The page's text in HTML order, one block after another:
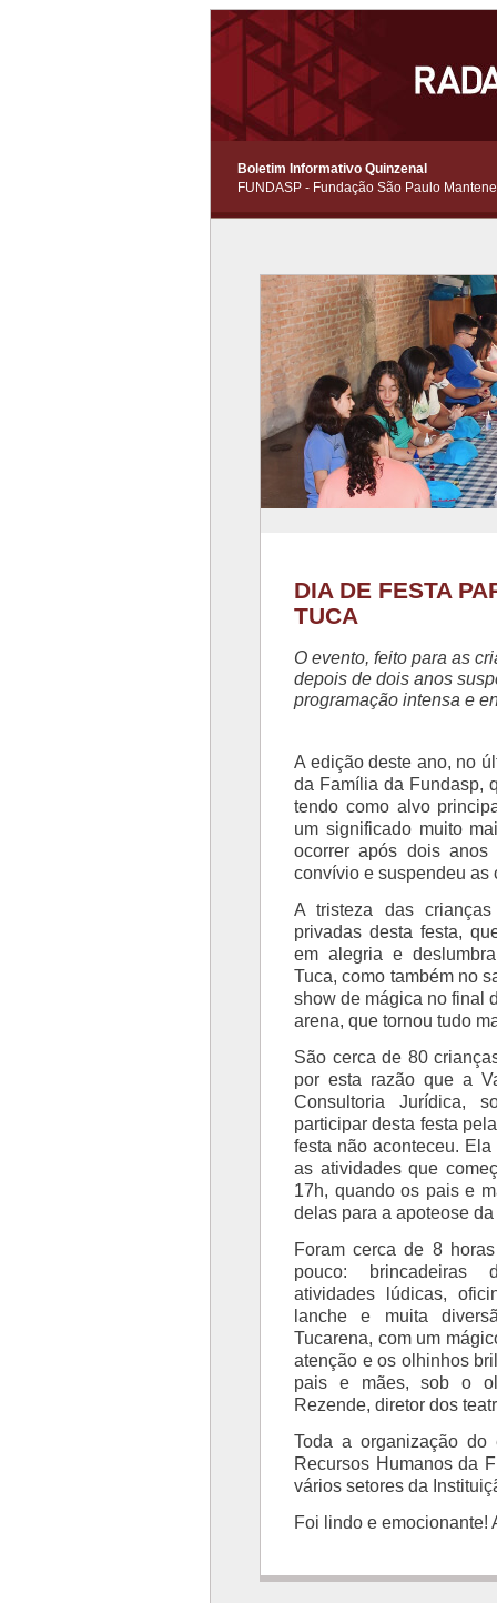
Boletim Informativo Quinzenal
FUNDASP - Fundação São Paulo
DIA DE FESTA
TUCA
O evento, feito para as
depois de dois anos
programação intensa e
A edição deste ano, no
da Família da Fundasp,
tendo como alvo
um significado muito
ocorrer após dois
convívio e suspendeu as
A tristeza das
privadas desta festa,
em alegria e
Tuca, como também no
show de mágica no final
arena, que tornou tudo
São cerca de 80
por esta razão que a
Consultoria Jurídica,
participar desta festa
festa não aconteceu.
as atividades que
17h, quando os pais e
delas para a apoteose da
Foram cerca de 8
pouco: brincadeiras
atividades lúdicas,
lanche e muita
Tucarena, com um
atenção e os olhinhos
pais e mães, sob o
Rezende, diretor dos
Toda a organização
Recursos Humanos da
vários setores da
Foi lindo e emocionante!